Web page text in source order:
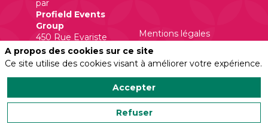
par
Profield Events
Group
450 Rue Evariste
Galois
Mentions légales
A propos des cookies sur ce site
Ce site utilise des cookies visant à améliorer votre expérience.
Accepter
Refuser